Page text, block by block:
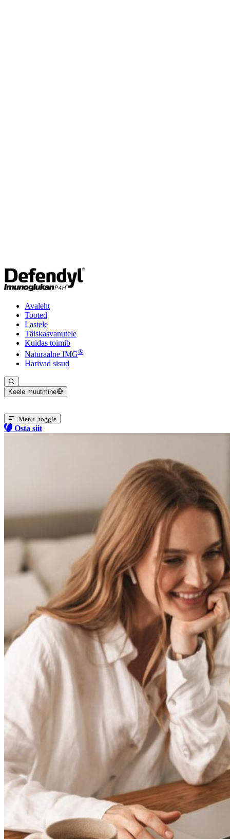
Avaleht
Tooted
Lastele
Täiskasvanutele
Kuidas toimib
Naturaalne IMG®
Harivad sisud
Keele muutmine
Menu toggle
Osta siit